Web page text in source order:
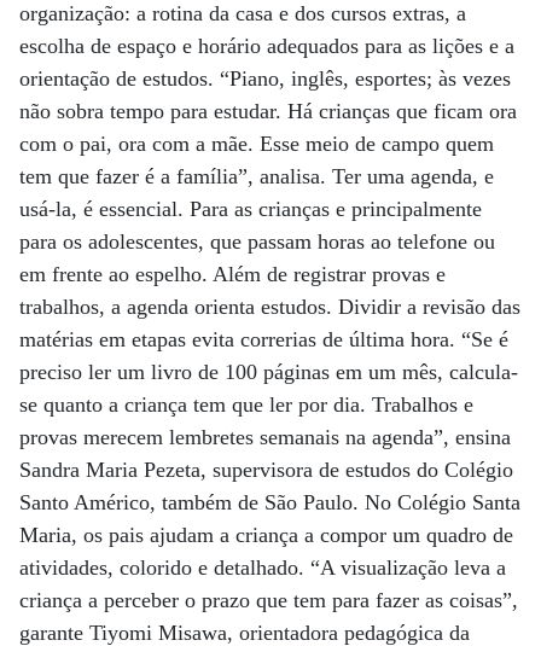
organização: a rotina da casa e dos cursos extras, a
escolha de espaço e horário adequados para as lições e a
orientação de estudos. “Piano, inglês, esportes; às vezes
não sobra tempo para estudar. Há crianças que ficam ora
com o pai, ora com a mãe. Esse meio de campo quem
tem que fazer é a família”, analisa. Ter uma agenda, e
usá-la, é essencial. Para as crianças e principalmente
para os adolescentes, que passam horas ao telefone ou
em frente ao espelho. Além de registrar provas e
trabalhos, a agenda orienta estudos. Dividir a revisão das
matérias em etapas evita correrias de última hora. “Se é
preciso ler um livro de 100 páginas em um mês, calcula-
se quanto a criança tem que ler por dia. Trabalhos e
provas merecem lembretes semanais na agenda”, ensina
Sandra Maria Pezeta, supervisora de estudos do Colégio
Santo Américo, também de São Paulo. No Colégio Santa
Maria, os pais ajudam a criança a compor um quadro de
atividades, colorido e detalhado. “A visualização leva a
criança a perceber o prazo que tem para fazer as coisas”,
garante Tiyomi Misawa, orientadora pedagógica da